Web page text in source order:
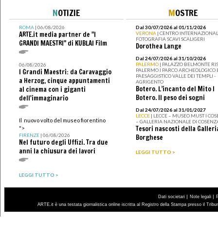
NOTIZIE
ROMA| 06/08/2026
ARTE.it media partner de "I
GRANDI MAESTRI" di KUBLAI Film
06/08/2026
I Grandi Maestri: da Caravaggio
a Herzog, cinque appuntamenti
al cinema con i giganti
dell'immaginario
Il nuovo volto del museo fiorentino
">
FIRENZE| 06/08/2026
Nel futuro degli Uffizi. Tra due
anni la chiusura dei lavori
LEGGI TUTTO >
MOSTRE
Dal 30/07/2026 al 01/11/2026
VERONA | CENTRO
FOTOGRAFIA SCAVI SCALIGERI
Dorothea Lange
Dal 24/07/2026 al 31/10/2026
PALERMO | PALAZZO BELMONTE
PALERMO I PARCO ARCHEOLOGICO
PAESAGGISTICO VALLE DEI TEMPLI -
AGRIGENTO
Botero. L’incanto del Mito I
Botero. Il peso dei sogni
Dal 24/07/2026 al 31/01/2027
LECCE | LECCE – MUSEO MUST I
– GALLERIA NAZIONALE DI
Tesori nascosti della
Borghese
LEGGI TUTTO >
Dati societari | Note legali |
ARTE.it è una testata giornalistica online iscritta al Registro della Stampa presso il